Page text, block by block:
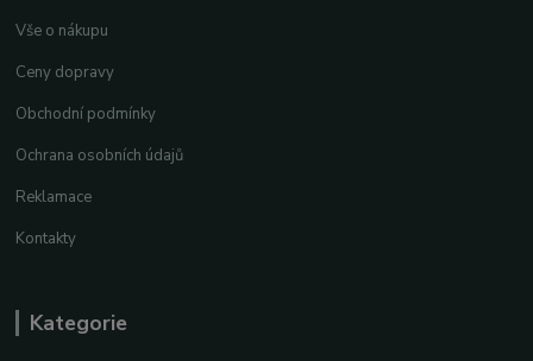
Vše o nákupu
Ceny dopravy
Obchodní podmínky
Ochrana osobních údajů
Reklamace
Kontakty
Kategorie